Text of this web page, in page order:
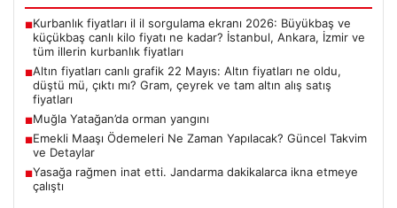
■Kurbanlık fiyatları il il sorgulama ekranı 2026: Büyükbaş ve
küçükbaş canlı kilo fiyatı ne kadar? İstanbul, Ankara, İzmir ve
tüm illerin kurbanlık fiyatları
■Altın fiyatları canlı grafik 22 Mayıs: Altın fiyatları ne oldu,
düştü mü, çıktı mı? Gram, çeyrek ve tam altın alış satış
fiyatları
■Muğla Yatağan’da orman yangını
■Emekli Maaşı Ödemeleri Ne Zaman Yapılacak? Güncel Takvim
ve Detaylar
■Yasağa rağmen inat etti. Jandarma dakikalarca ikna etmeye
çalıştı